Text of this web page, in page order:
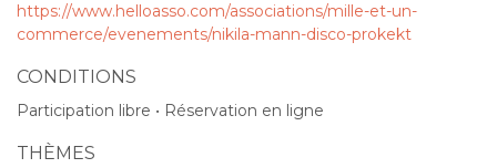
https://www.helloasso.com/associations/mille-et-un-
commerce/evenements/nikila-mann-disco-prokekt
CONDITIONS
Participation libre • Réservation en ligne
THÈMES